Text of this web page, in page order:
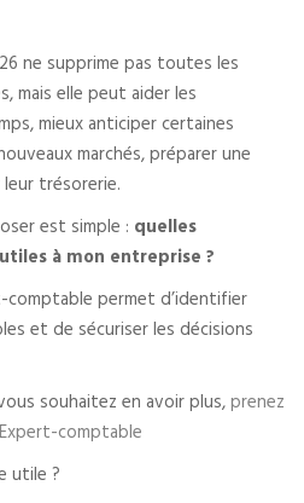
ne supprime pas toutes les
mais elle peut aider les
mieux anticiper certaines
marchés, préparer une
trésorerie.
est simple : quelles
à mon entreprise ?
permet d’identifier
et de sécuriser les décisions
souhaitez en avoir plus,prenez
comptable
utile ?